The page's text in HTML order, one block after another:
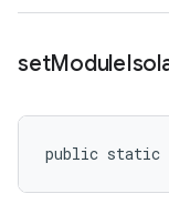
setModule
public static